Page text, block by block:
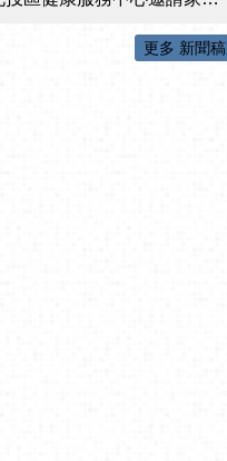
更多 新聞稿